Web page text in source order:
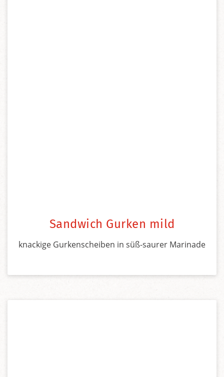
Sandwich Gurken mild
knackige Gurkenscheiben in süß-saurer Marinade